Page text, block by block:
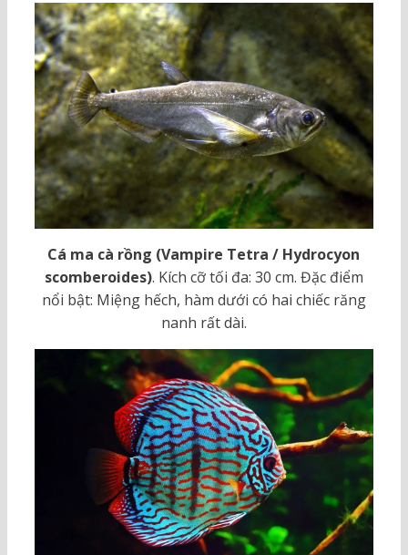
Cá ma cà rồng (Vampire Tetra / Hydrocyon
scomberoides). Kích cỡ tối đa: 30 cm. Đặc điểm
nổi bật: Miệng hếch, hàm dưới có hai chiếc răng
nanh rất dài.